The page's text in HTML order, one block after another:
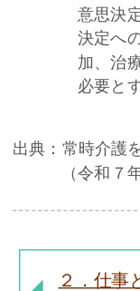
意思決
決定へ
加、治
必要と
出典：常時介護
（令和７
２．仕事